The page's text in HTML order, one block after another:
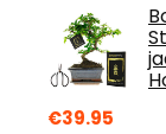
€39.95